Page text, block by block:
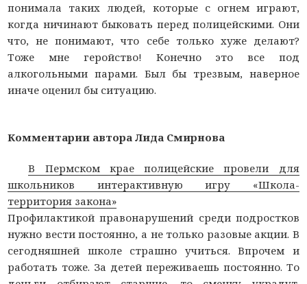
понимала таких людей, которые с огнем играют,
когда ничинают быковать перед полицейскими. Они
что, не понимают, что себе только хуже делают?
Тоже мне геройство! Конечно это все под
алкогольными парами. Был бы трезвым, наверное
иначе оценил бы ситуацию.
Комментарии автора Лида Смирнова
В Пермском крае полицейские провели для
школьников интерактивную игру «Школа-
территория закона»
Профилактикой правонарушений среди подростков
нужно вести постоянно, а не только разовые акции. В
сегодняшней школе страшно учиться. Впрочем и
работать тоже. За детей переживаешь постоянно. То